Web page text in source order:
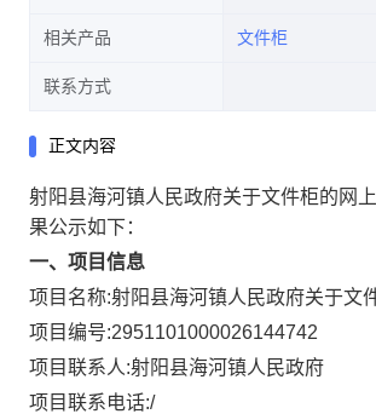
相关产品 文件柜
联系方式
正文内容
射阳县海河镇人民政府关于文件柜的网
果公示如下：
一、项目信息
项目名称:射阳县海河镇人民政府关于文
项目编号:2951101000026144742
项目联系人:射阳县海河镇人民政府
项目联系电话:/